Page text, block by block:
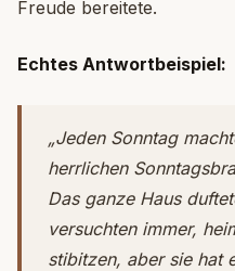
Freude bereitete.
Echtes Antwortbeispiel:
„Jeden Sonntag
herrlichen
Das ganze Haus
versuchten immer,
stibitzen, aber sie hat